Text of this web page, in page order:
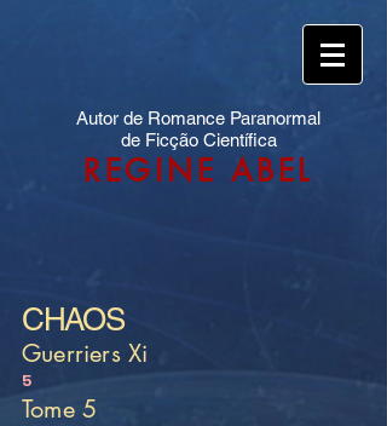
Autor de Romance Paranormal
de Ficção Científica
REGINE ABEL
CHAOS
Guerriers Xi
5
Tome 5